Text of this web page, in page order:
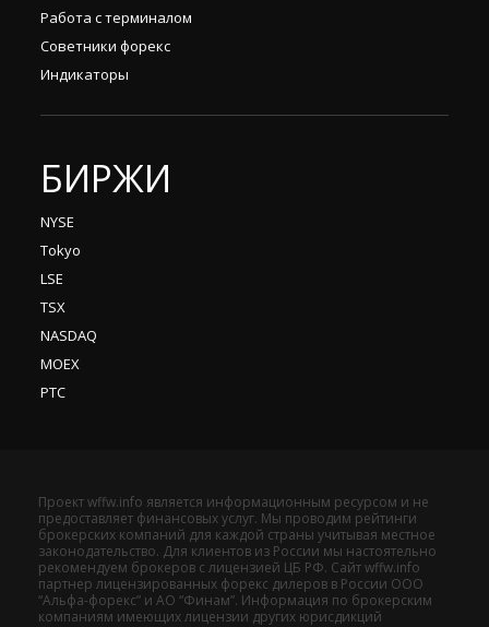
Работа с терминалом
Советники форекс
Индикаторы
БИРЖИ
NYSE
Tokyo
LSE
TSX
NASDAQ
MOEX
РТС
Проект wffw.info является информационным ресурсом и не
предоставляет финансовых услуг. Мы проводим рейтинги
брокерских компаний для каждой страны учитывая местное
законодательство. Для клиентов из России мы настоятельно
рекомендуем брокеров с лицензией ЦБ РФ. Сайт wffw.info
партнер лицензированных форекс дилеров в России ООО
“Альфа-форекс” и АО “Финам”. Информация по брокерским
компаниям имеющих лицензии других юрисдикций